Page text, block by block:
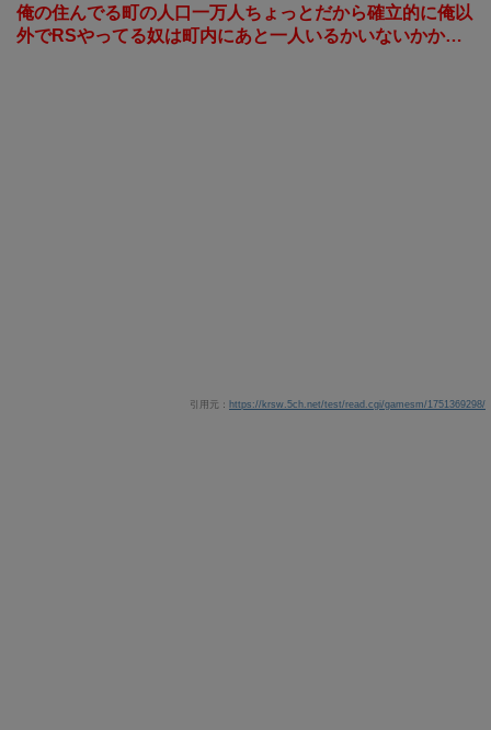
俺の住んでる町の人口一万人ちょっとだから確立的に俺以
外でRSやってる奴は町内にあと一人いるかいないかか…
引用元： https://krsw.5ch.net/test/read.cgi/gamesm/1751369298/